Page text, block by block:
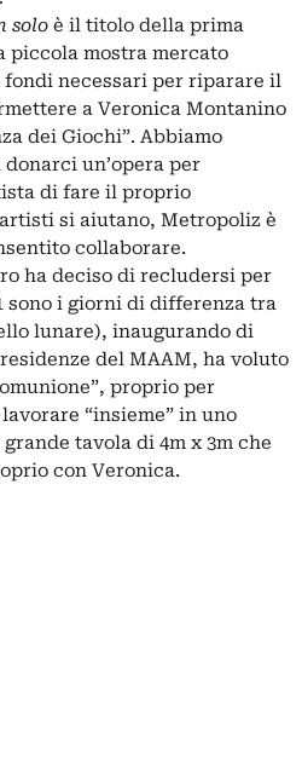
solo è il titolo della prima
piccola mostra mercato
necessari per riparare il
a Veronica Montanino
dei Giochi”. Abbiamo
un’opera per
di fare il proprio
si aiutano, Metropoliz è
collaborare.
ha deciso di recludersi per
sono i giorni di differenza tra
lunare), inaugurando di
del MAAM, ha voluto
proprio per
“insieme” in uno
tavola di 4m x 3m che
con Veronica.